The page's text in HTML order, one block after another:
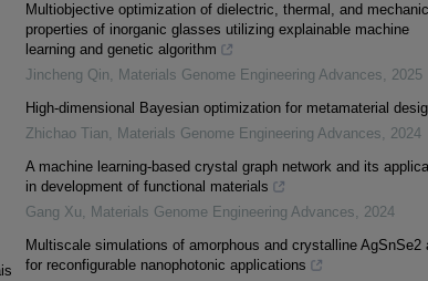
Multiobjective optimization of dielectric, thermal, and
properties of inorganic glasses utilizing explainable machine
learning and genetic algorithm
Jincheng Qin, Materials Genome Engineering Advances, 2025
High-dimensional Bayesian optimization for metamaterial
Zhichao Tian, Materials Genome Engineering Advances, 2024
A machine learning-based crystal graph network and its
in development of functional materials
Gang Xu, Materials Genome Engineering Advances, 2024
Multiscale simulations of amorphous and crystalline AgSnSe2
for reconfigurable nanophotonic applications